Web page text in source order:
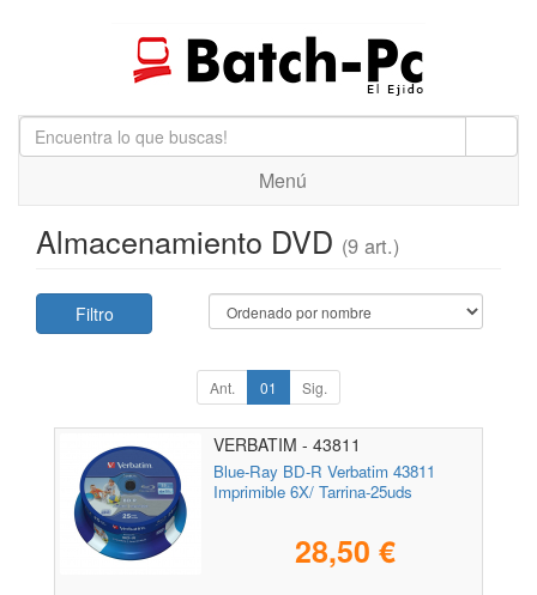
Menú
Almacenamiento DVD (9 art.)
Filtro
Ant. 01 Sig.
VERBATIM - 43811
Blue-Ray BD-R Verbatim 43811
Imprimible 6X/ Tarrina-25uds
28,50 €